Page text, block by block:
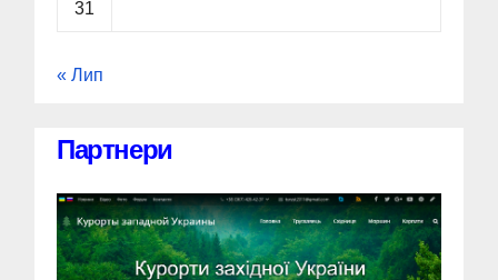
31
« Лип
Партнери